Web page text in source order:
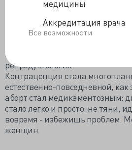
медицины
Аккредитация врача
Все возможности
– ни остатков, ни перфы, тьфу-
…Немного позже гинекология
видоизменилась: родились ее
эндокринология и совсем уже
репродуктология.
Контрацепция стала
естественно-повседневной, как
аборт стал медикаментозным:
стало легко и просто: не тяни,
вовремя - избежишь проблем.
женщин.